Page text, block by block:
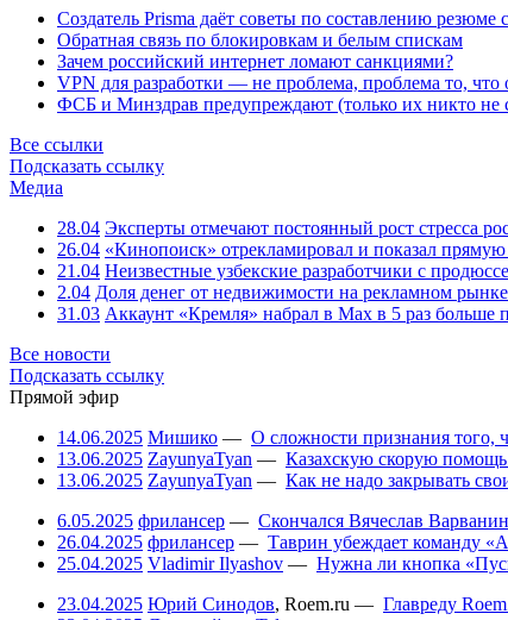
Создатель Prisma даёт советы по составлению резюме
Обратная связь по блокировкам и белым спискам
Зачем российский интернет ломают санкциями?
VPN для разработки — не проблема, проблема то, что
ФСБ и Минздрав предупреждают (только их никто не
Все ссылки
Подсказать ссылку
Медиа
28.04 Эксперты отмечают постоянный рост стресса
26.04 «Кинопоиск» отрекламировал и показал
21.04 Неизвестные узбекские разработчики с
2.04 Доля денег от недвижимости на рекламном
31.03 Аккаунт «Кремля» набрал в Max в 5 раз больше
Все новости
Подсказать ссылку
Прямой эфир
14.06.2025 Мишико — О сложности признания того,
13.06.2025 ZayunyaTyan — Казахскую скорую
13.06.2025 ZayunyaTyan — Как не надо закрывать
6.05.2025 фрилансер — Скончался Вячеслав
26.04.2025 фрилансер — Таврин убеждает команду
25.04.2025 Vladimir Ilyashov — Нужна ли кнопка
23.04.2025 Юрий Синодов, Roem.ru — Главреду